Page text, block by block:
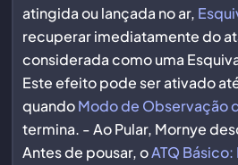
atingida ou lançada no ar,
recuperar imediatamente do
considerada como uma
Este efeito pode ser ativado
quandoModo de Observação
termina. - Ao Pular, Mornye
Antes de pousar, oATQ